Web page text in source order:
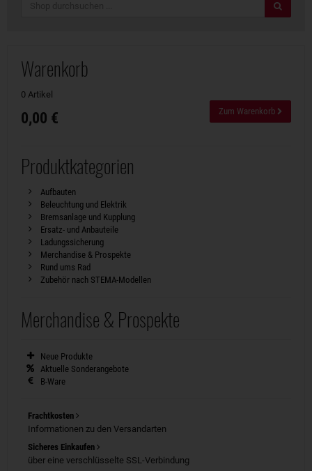
Warenkorb
0 Artikel
0,00 € Zum Warenkorb
Produktkategorien
Aufbauten
Beleuchtung und Elektrik
Bremsanlage und Kupplung
Ersatz- und Anbauteile
Ladungssicherung
Merchandise & Prospekte
Rund ums Rad
Zubehör nach STEMA-Modellen
Merchandise & Prospekte
Neue Produkte
Aktuelle Sonderangebote
B-Ware
Frachtkosten
Informationen zu den Versandarten
Sicheres Einkaufen
über eine verschlüsselte SSL-Verbindung